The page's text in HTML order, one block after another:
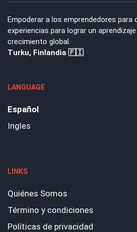
Empoderar a los emprendedores para
experiencias para lograr un
crecimiento global.
Turku, Finlandia 🇫🇮
LANGUAGE
Español
Ingles
LINKS
Quiénes Somos
Término y condiciones
Políticas de privacidad